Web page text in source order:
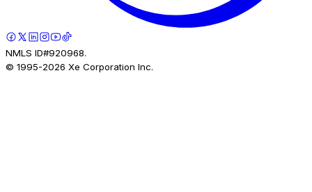
NMLS ID#920968.
© 1995-2026 Xe Corporation Inc.